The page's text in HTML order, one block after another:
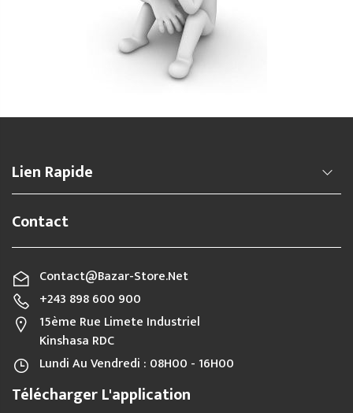
Lien Rapide
Contact
Contact@bazar-Store.net
+243 898 600 900
15ème Rue Limete Industriel
Kinshasa RDC
Lundi Au Vendredi : 08H00 - 16H00
Télécharger L'application